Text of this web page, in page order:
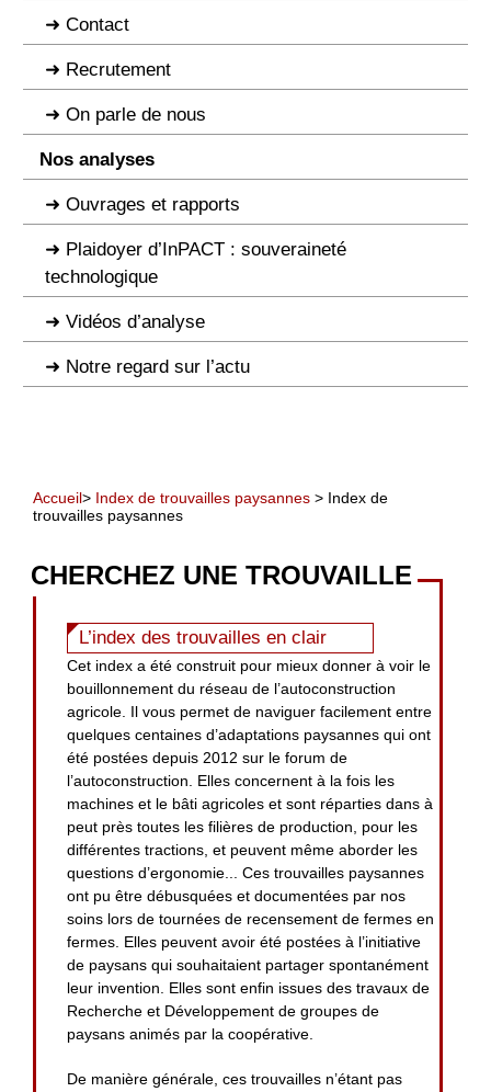
Contact
Recrutement
On parle de nous
Nos analyses
Ouvrages et rapports
Plaidoyer d’InPACT : souveraineté
technologique
Vidéos d’analyse
Notre regard sur l’actu
Accueil> Index de trouvailles paysannes > Index de
trouvailles paysannes
CHERCHEZ UNE TROUVAILLE
L’index des trouvailles en clair
Cet index a été construit pour mieux donner à voir le
bouillonnement du réseau de l’autoconstruction
agricole. Il vous permet de naviguer facilement entre
quelques centaines d’adaptations paysannes qui ont
été postées depuis 2012 sur le forum de
l’autoconstruction. Elles concernent à la fois les
machines et le bâti agricoles et sont réparties dans à
peut près toutes les filières de production, pour les
différentes tractions, et peuvent même aborder les
questions d’ergonomie... Ces trouvailles paysannes
ont pu être débusquées et documentées par nos
soins lors de tournées de recensement de fermes en
fermes. Elles peuvent avoir été postées à l’initiative
de paysans qui souhaitaient partager spontanément
leur invention. Elles sont enfin issues des travaux de
Recherche et Développement de groupes de
paysans animés par la coopérative.
De manière générale, ces trouvailles n’étant pas